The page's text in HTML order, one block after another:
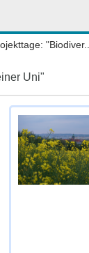
"Biodiver...
Uni"
deiner Uni"